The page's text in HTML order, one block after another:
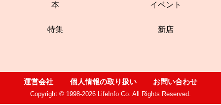
本 イベント
特集 新店
運営会社 個人情報の取り扱い お問い合わせ
Copyright © 1998-2026 LifeInfo Co. All Rights Reserved.